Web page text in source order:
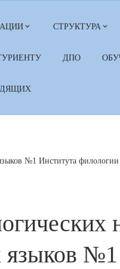
СТРУКТУРА
ДПО
№1 Института филологии